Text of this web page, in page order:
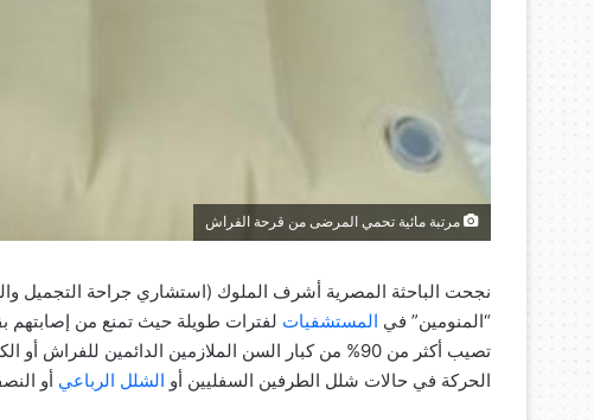
مرتبة مائية تحمي المرضى من قرحة الفراش
نجحت الباحثة المصرية أشرف الملوك (استشاري جراحة التجميل
“المنومين” في المستشفيات لفترات طويلة حيث تمنع من إصابتهم
تصيب أكثر من 90% من كبار السن الملازمين الدائمين
الحركة في حالات شلل الطرفين السفليين أو الشلل الرباعي أو